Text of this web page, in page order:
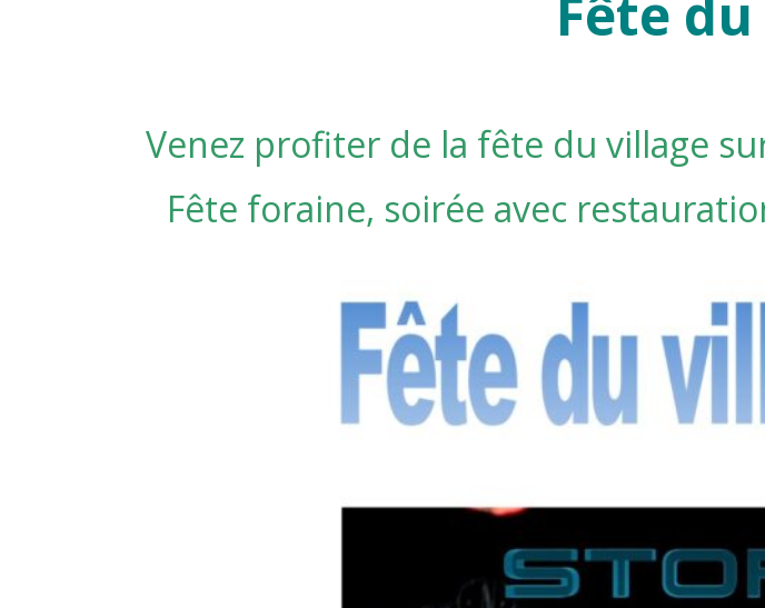
Fête
Venez profiter de la fête du village
Fête foraine, soirée avec